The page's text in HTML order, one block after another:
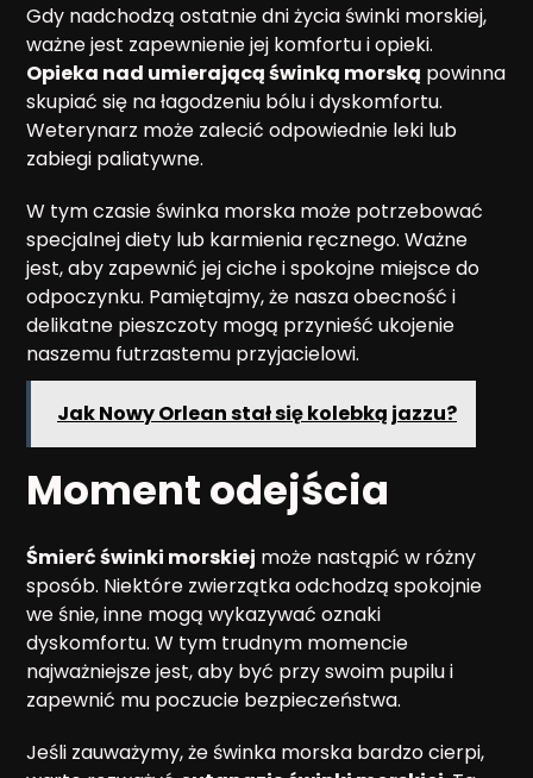
Gdy nadchodzą ostatnie dni życia świnki morskiej,
ważne jest zapewnienie jej komfortu i opieki.
Opieka nad umierającą świnką morską powinna
skupiać się na łagodzeniu bólu i dyskomfortu.
Weterynarz może zalecić odpowiednie leki lub
zabiegi paliatywne.
W tym czasie świnka morska może potrzebować
specjalnej diety lub karmienia ręcznego. Ważne
jest, aby zapewnić jej ciche i spokojne miejsce do
odpoczynku. Pamiętajmy, że nasza obecność i
delikatne pieszczoty mogą przynieść ukojenie
naszemu futrzastemu przyjacielowi.
Jak Nowy Orlean stał się kolebką jazzu?
Moment odejścia
Śmierć świnki morskiej może nastąpić w różny
sposób. Niektóre zwierzątka odchodzą spokojnie
we śnie, inne mogą wykazywać oznaki
dyskomfortu. W tym trudnym momencie
najważniejsze jest, aby być przy swoim pupilu i
zapewnić mu poczucie bezpieczeństwa.
Jeśli zauważymy, że świnka morska bardzo cierpi,